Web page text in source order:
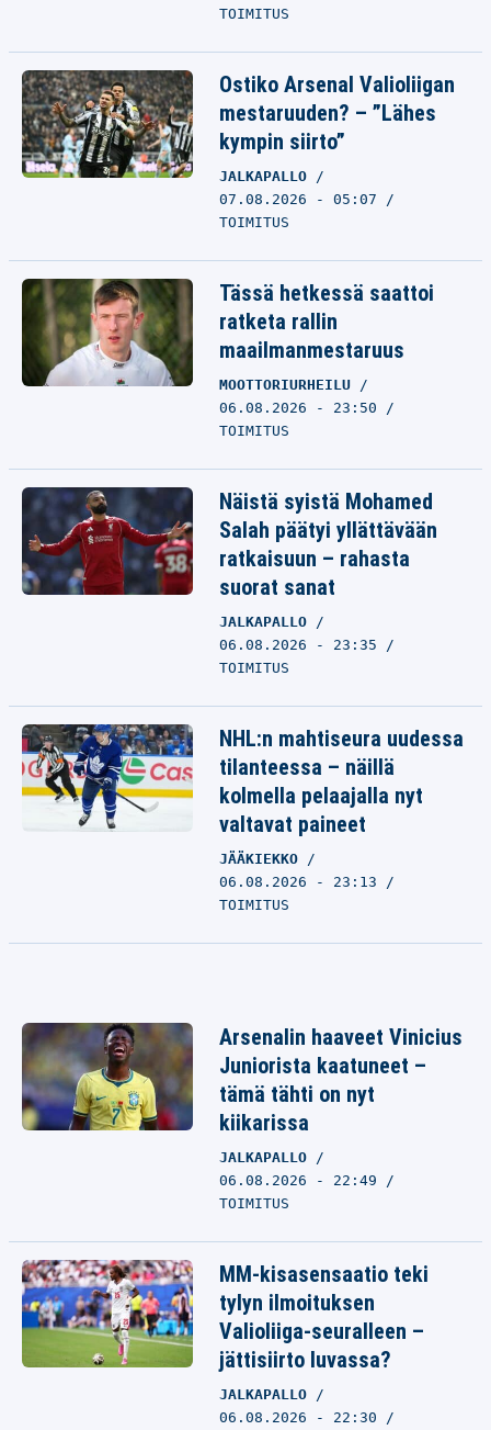
TOIMITUS
Ostiko Arsenal Valioliigan
mestaruuden? – ”Lähes
kympin siirto”
JALKAPALLO
07.08.2026 - 05:07
TOIMITUS
Tässä hetkessä saattoi
ratketa rallin
maailmanmestaruus
MOOTTORIURHEILU
06.08.2026 - 23:50
TOIMITUS
Näistä syistä Mohamed
Salah päätyi yllättävään
ratkaisuun – rahasta
suorat sanat
JALKAPALLO
06.08.2026 - 23:35
TOIMITUS
NHL:n mahtiseura uudessa
tilanteessa – näillä
kolmella pelaajalla nyt
valtavat paineet
JÄÄKIEKKO
06.08.2026 - 23:13
TOIMITUS
Arsenalin haaveet Vinicius
Juniorista kaatuneet –
tämä tähti on nyt
kiikarissa
JALKAPALLO
06.08.2026 - 22:49
TOIMITUS
MM-kisasensaatio teki
tylyn ilmoituksen
Valioliiga-seuralleen –
jättisiirto luvassa?
JALKAPALLO
06.08.2026 - 22:30